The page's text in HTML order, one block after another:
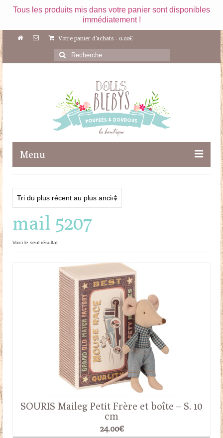
Tous les produits mis dans votre panier sont disponibles
immédiatement !
Votre panier d'achats - 0.00€
Rechercher
:
Menu
Maileg
Poupées
Doudous
Mobilier & Accessoires
mail 5207
Voici le seul résultat
SOURIS Maileg Petit Frère et boîte – S. 10
cm
24.00€